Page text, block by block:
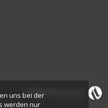
uns bei der
werden nur